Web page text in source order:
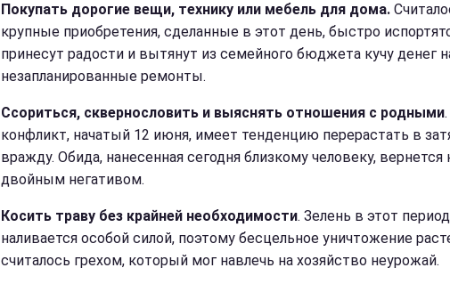
Покупать дорогие вещи, технику или мебель для дома.
крупные приобретения, сделанные в этот день, быстро
принесут радости и вытянут из семейного бюджета кучу денег
незапланированные ремонты.
Ссориться, сквернословить и выяснять отношения с родными
конфликт, начатый 12 июня, имеет тенденцию перерастать в
вражду. Обида, нанесенная сегодня близкому человеку, вернется
двойным негативом.
Косить траву без крайней необходимости. Зелень в этот период
наливается особой силой, поэтому бесцельное уничтожение
считалось грехом, который мог навлечь на хозяйство неурожай.